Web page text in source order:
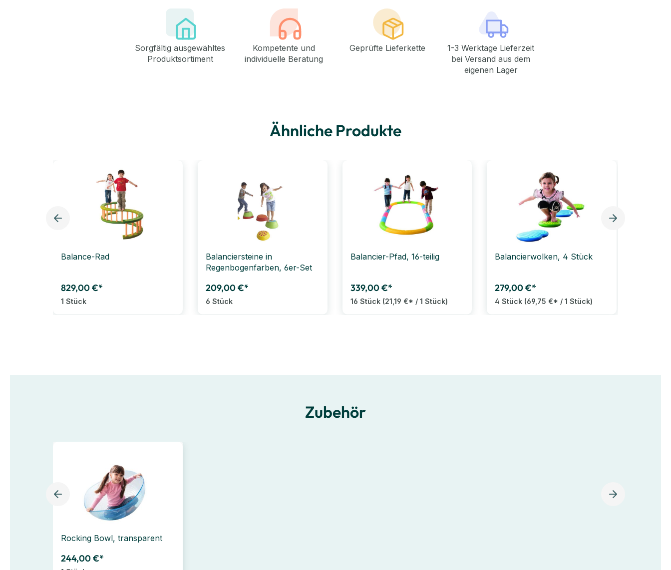
Sorgfältig ausgewähltes
Produktsortiment
Kompetente und
individuelle Beratung
Geprüfte Lieferkette
1-3 Werktage Lieferzeit
bei Versand aus dem
eigenen Lager
Ähnliche Produkte
Balance-Rad
829,00 €*
1 Stück
Balanciersteine in
Regenbogenfarben, 6er-Set
209,00 €*
6 Stück
Balancier-Pfad, 16-teilig
339,00 €*
16 Stück (21,19 €* / 1 Stück)
Balancierwolken, 4 Stück
279,00 €*
4 Stück (69,75 €* / 1 Stück)
Zubehör
Rocking Bowl, transparent
244,00 €*